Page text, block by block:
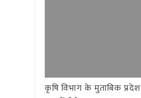
कृषि विभाग के मुताबिक